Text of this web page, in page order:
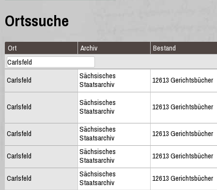
Ortssuche
Ort Archiv Bestand
Carlsfeld
Sächsisches
Staatsarchiv
12613 Gerichtsbücher
Carlsfeld
Sächsisches
Staatsarchiv
12613 Gerichtsbücher
Carlsfeld
Sächsisches
Staatsarchiv
12613 Gerichtsbücher
Carlsfeld
Sächsisches
Staatsarchiv
12613 Gerichtsbücher
Carlsfeld
Sächsisches
Staatsarchiv
12613 Gerichtsbücher